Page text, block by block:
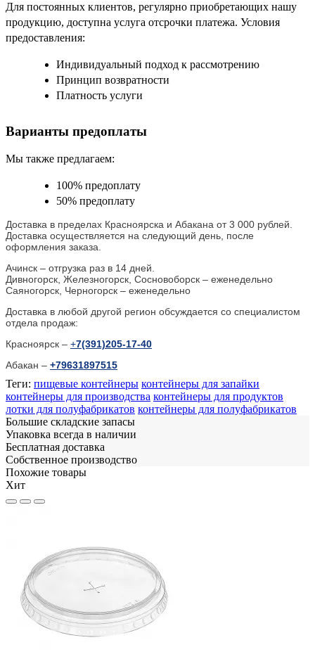
Для постоянных клиентов, регулярно приобретающих нашу
продукцию, доступна услуга отсрочки платежа. Условия
предоставления:
Индивидуальный подход к рассмотрению
Принцип возвратности
Платность услуги
Варианты предоплаты
Мы также предлагаем:
100% предоплату
50% предоплату
Доставка в пределах Красноярска и Абакана от 3 000 рублей.
Доставка осуществляется на следующий день, после
оформления заказа.
Ачинск – отгрузка раз в 14 дней.
Дивногорск, Железногорск, Сосновоборск – еженедельно
Саяногорск, Черногорск – еженедельно
Доставка в любой другой регион обсуждается со специалистом
отдела продаж:
Красноярск – +7(391)205-17-40
Абакан – +79631897515
Теги: пищевые контейнеры контейнеры для запайки
контейнеры для производства контейнеры для продуктов
лотки для полуфабрикатов контейнеры для полуфабрикатов
Большие складские запасы
Упаковка всегда в наличии
Бесплатная доставка
Собственное производство
Похожие товары
Хит